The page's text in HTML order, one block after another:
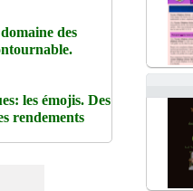
des
les émojis. Des
rendements